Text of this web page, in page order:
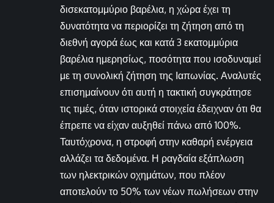
δισεκατομμύριο βαρέλια, η χώρα έχει τη
δυνατότητα να περιορίζει τη ζήτηση από τη
διεθνή αγορά έως και κατά 3 εκατομμύρια
βαρέλια ημερησίως, ποσότητα που ισοδυναμεί
με τη συνολική ζήτηση της Ιαπωνίας. Αναλυτές
επισημαίνουν ότι αυτή η τακτική συγκράτησε
τις τιμές, όταν ιστορικά στοιχεία έδειχναν ότι θα
έπρεπε να είχαν αυξηθεί πάνω από 100%.
Ταυτόχρονα, η στροφή στην καθαρή ενέργεια
αλλάζει τα δεδομένα. Η ραγδαία εξάπλωση
των ηλεκτρικών οχημάτων, που πλέον
αποτελούν το 50% των νέων πωλήσεων στην